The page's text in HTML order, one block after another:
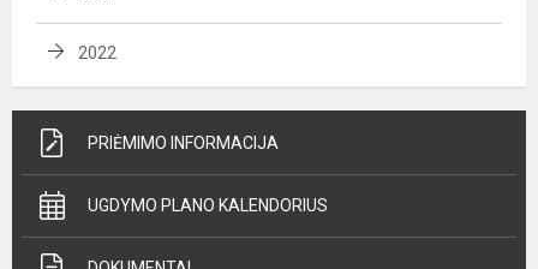
2022
PRIĖMIMO INFORMACIJA
UGDYMO PLANO KALENDORIUS